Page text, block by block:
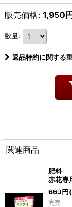
販売価格: 1,950
数量:
返品特約に関する
関連商品
肥料
赤花専
660円
完売